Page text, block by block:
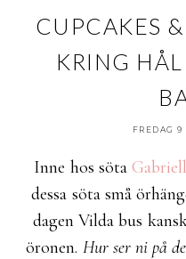
CUPCAKES
KRING
FREDAG 9
Inne hos söta
dessa söta små
dagen Vilda bus
öronen. Hur ser ni på